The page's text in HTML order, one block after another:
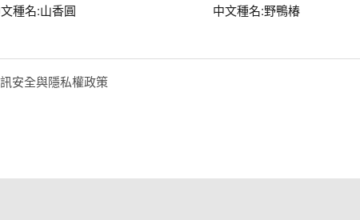
種名:山香圓 中文種名:野鴨椿
安全與隱私權政策